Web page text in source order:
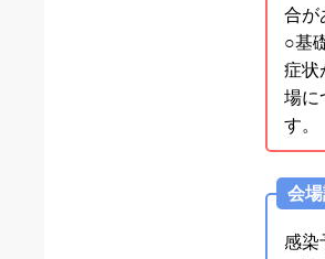
合が
○基
症状
場に
す。
会
感染